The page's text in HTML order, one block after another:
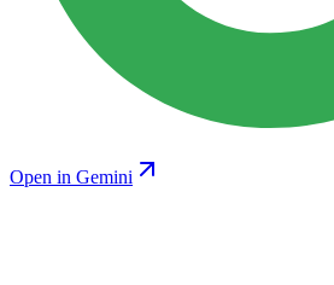
Open in Gemini